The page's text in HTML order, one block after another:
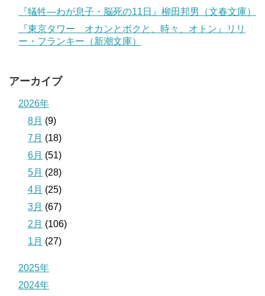
『犠牲―わが息子・脳死の11日』柳田邦男（文春文庫）
『東京タワー オカンとボクと、時々、オトン』リリ
ー・フランキー（新潮文庫）
アーカイブ
2026年
8月 (9)
7月 (18)
6月 (51)
5月 (28)
4月 (25)
3月 (67)
2月 (106)
1月 (27)
2025年
2024年